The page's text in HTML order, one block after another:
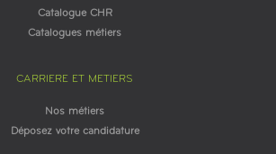
Catalogue CHR
Catalogues métiers
CARRIERE ET METIERS
Nos métiers
Déposez votre candidature